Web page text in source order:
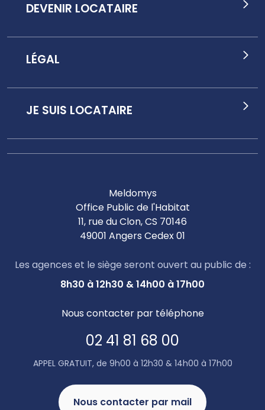
Meldomys
Office Public de l'Habitat
11, rue du Clon, CS 70146
49001 Angers Cedex 01
Les agences et le siège seront ouvert au public de :
8h30 à 12h30 & 14h00 à 17h00
Nous contacter par téléphone
02 41 81 68 00
APPEL GRATUIT, de 9h00 à 12h30 & 14h00 à 17h00
Nous contacter par mail
JE SUIS LOCATAIRE
DEVENIR LOCATAIRE
LÉGAL